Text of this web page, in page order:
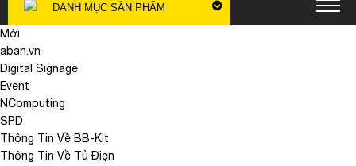
DANH MỤC SẢN PHẨM
Mới
aban.vn
Digital Signage
Event
NComputing
SPD
Thông Tin Về BB-Kit
Thông Tin Về Tủ Điẹn